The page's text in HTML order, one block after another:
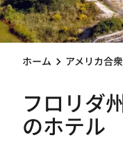
ホーム アメリカ合
フロリダ
のホテル